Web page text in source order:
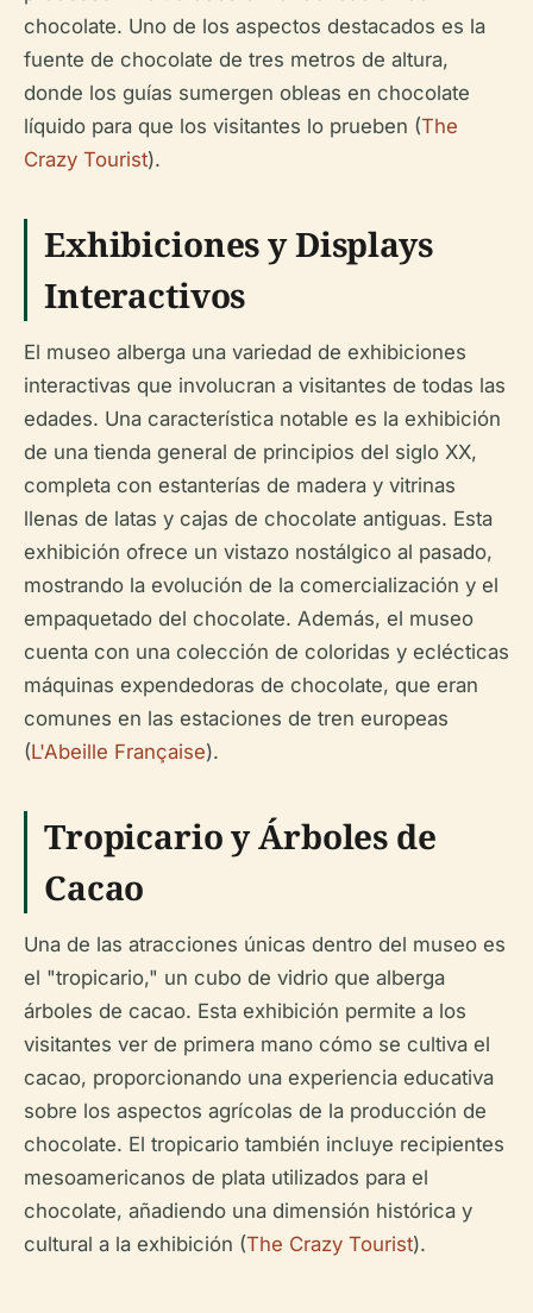
chocolate. Uno de los aspectos destacados es la
fuente de chocolate de tres metros de altura,
donde los guías sumergen obleas en chocolate
líquido para que los visitantes lo prueben (The
Crazy Tourist).
Exhibiciones y Displays
Interactivos
El museo alberga una variedad de exhibiciones
interactivas que involucran a visitantes de todas las
edades. Una característica notable es la exhibición
de una tienda general de principios del siglo XX,
completa con estanterías de madera y vitrinas
llenas de latas y cajas de chocolate antiguas. Esta
exhibición ofrece un vistazo nostálgico al pasado,
mostrando la evolución de la comercialización y el
empaquetado del chocolate. Además, el museo
cuenta con una colección de coloridas y eclécticas
máquinas expendedoras de chocolate, que eran
comunes en las estaciones de tren europeas
(L'Abeille Française).
Tropicario y Árboles de
Cacao
Una de las atracciones únicas dentro del museo es
el "tropicario," un cubo de vidrio que alberga
árboles de cacao. Esta exhibición permite a los
visitantes ver de primera mano cómo se cultiva el
cacao, proporcionando una experiencia educativa
sobre los aspectos agrícolas de la producción de
chocolate. El tropicario también incluye recipientes
mesoamericanos de plata utilizados para el
chocolate, añadiendo una dimensión histórica y
cultural a la exhibición (The Crazy Tourist).